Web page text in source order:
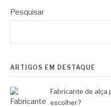
Pesquisar
ARTIGOS EM DESTAQUE
Fabricante de alça
escolher?